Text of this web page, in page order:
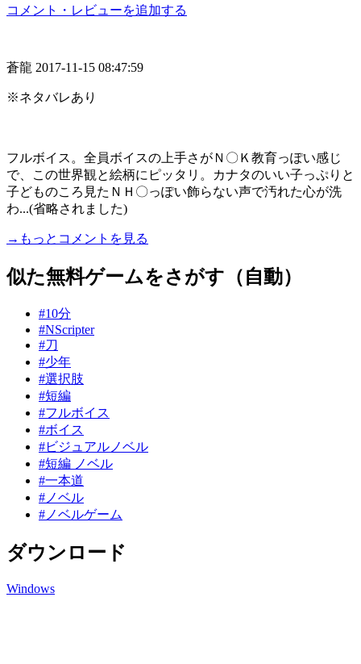
コメント・レビューを追加する
蒼龍 2017-11-15 08:47:59
※ネタバレあり
フルボイス。全員ボイスの上手さがＮ〇Ｋ教育っぽい感じ
で、この世界観と絵柄にピッタリ。カナタのいい子っぷりと
子どものころ見たＮＨ〇っぽい飾らない声で汚れた心が洗
わ...(省略されました)
→もっとコメントを見る
似た無料ゲームをさがす（自動）
#10分
#NScripter
#刀
#少年
#選択肢
#短編
#フルボイス
#ボイス
#ビジュアルノベル
#短編 ノベル
#一本道
#ノベル
#ノベルゲーム
ダウンロード
Windows